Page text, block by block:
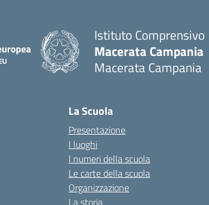
Istituto Comprensivo
Macerata Campania
Macerata Campania
La Scuola
Presentazione
I luoghi
I numeri della scuola
Le carte della scuola
Organizzazione
La storia